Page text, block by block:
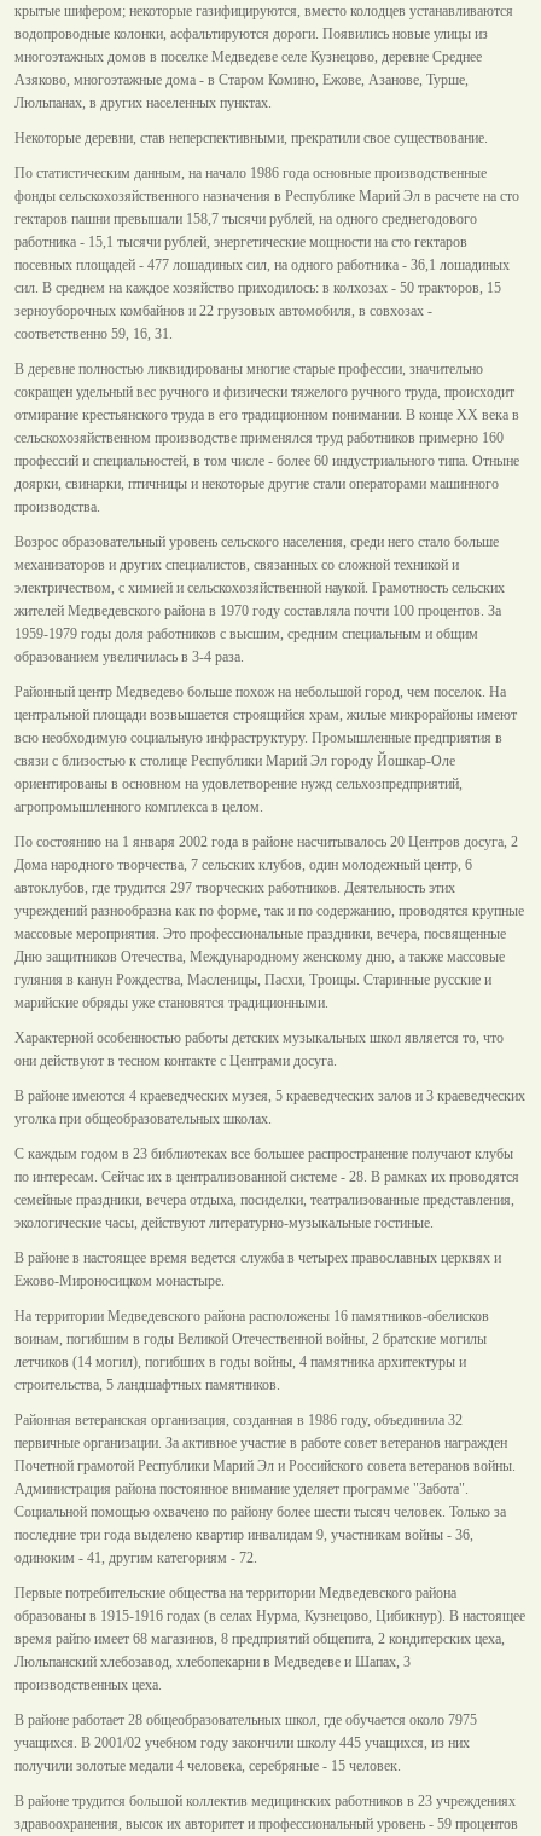
крытые шифером; некоторые газифицируются, вместо колодцев устанавливаются
водопроводные колонки, асфальтируются дороги. Появились новые улицы из
многоэтажных домов в поселке Медведеве селе Кузнецово, деревне Среднее
Азяково, многоэтажные дома - в Старом Комино, Ежове, Азанове, Турше,
Люльпанах, в других населенных пунктах.
Некоторые деревни, став неперспективными, прекратили свое существование.
По статистическим данным, на начало 1986 года основные производственные
фонды сельскохозяйственного назначения в Республике Марий Эл в расчете на сто
гектаров пашни превышали 158,7 тысячи рублей, на одного среднегодового
работника - 15,1 тысячи рублей, энергетические мощности на сто гектаров
посевных площадей - 477 лошадиных сил, на одного работника - 36,1 лошадиных
сил. В среднем на каждое хозяйство приходилось: в колхозах - 50 тракторов, 15
зерноуборочных комбайнов и 22 грузовых автомобиля, в совхозах -
соответственно 59, 16, 31.
В деревне полностью ликвидированы многие старые профессии, значительно
сокращен удельный вес ручного и физически тяжелого ручного труда, происходит
отмирание крестьянского труда в его традиционном понимании. В конце XX века в
сельскохозяйственном производстве применялся труд работников примерно 160
профессий и специальностей, в том числе - более 60 индустриального типа. Отныне
доярки, свинарки, птичницы и некоторые другие стали операторами машинного
производства.
Возрос образовательный уровень сельского населения, среди него стало больше
механизаторов и других специалистов, связанных со сложной техникой и
электричеством, с химией и сельскохозяйственной наукой. Грамотность сельских
жителей Медведевского района в 1970 году составляла почти 100 процентов. За
1959-1979 годы доля работников с высшим, средним специальным и общим
образованием увеличилась в 3-4 раза.
Районный центр Медведево больше похож на небольшой город, чем поселок. На
центральной площади возвышается строящийся храм, жилые микрорайоны имеют
всю необходимую социальную инфраструктуру. Промышленные предприятия в
связи с близостью к столице Республики Марий Эл городу Йошкар-Оле
ориентированы в основном на удовлетворение нужд сельхозпредприятий,
агропромышленного комплекса в целом.
По состоянию на 1 января 2002 года в районе насчитывалось 20 Центров досуга, 2
Дома народного творчества, 7 сельских клубов, один молодежный центр, 6
автоклубов, где трудится 297 творческих работников. Деятельность этих
учреждений разнообразна как по форме, так и по содержанию, проводятся крупные
массовые мероприятия. Это профессиональные праздники, вечера, посвященные
Дню защитников Отечества, Международному женскому дню, а также массовые
гуляния в канун Рождества, Масленицы, Пасхи, Троицы. Старинные русские и
марийские обряды уже становятся традиционными.
Характерной особенностью работы детских музыкальных школ является то, что
они действуют в тесном контакте с Центрами досуга.
В районе имеются 4 краеведческих музея, 5 краеведческих залов и 3 краеведческих
уголка при общеобразовательных школах.
С каждым годом в 23 библиотеках все большее распространение получают клубы
по интересам. Сейчас их в централизованной системе - 28. В рамках их проводятся
семейные праздники, вечера отдыха, посиделки, театрализованные представления,
экологические часы, действуют литературно-музыкальные гостиные.
В районе в настоящее время ведется служба в четырех православных церквях и
Ежово-Мироносицком монастыре.
На территории Медведевского района расположены 16 памятников-обелисков
воинам, погибшим в годы Великой Отечественной войны, 2 братские могилы
летчиков (14 могил), погибших в годы войны, 4 памятника архитектуры и
строительства, 5 ландшафтных памятников.
Районная ветеранская организация, созданная в 1986 году, объединила 32
первичные организации. За активное участие в работе совет ветеранов награжден
Почетной грамотой Республики Марий Эл и Российского совета ветеранов войны.
Администрация района постоянное внимание уделяет программе "Забота".
Социальной помощью охвачено по району более шести тысяч человек. Только за
последние три года выделено квартир инвалидам 9, участникам войны - 36,
одиноким - 41, другим категориям - 72.
Первые потребительские общества на территории Медведевского района
образованы в 1915-1916 годах (в селах Нурма, Кузнецово, Цибикнур). В настоящее
время райпо имеет 68 магазинов, 8 предприятий общепита, 2 кондитерских цеха,
Люльпанский хлебозавод, хлебопекарни в Медведеве и Шапах, 3
производственных цеха.
В районе работает 28 общеобразовательных школ, где обучается около 7975
учащихся. В 2001/02 учебном году закончили школу 445 учащихся, из них
получили золотые медали 4 человека, серебряные - 15 человек.
В районе трудится большой коллектив медицинских работников в 23 учреждениях
здравоохранения, высок их авторитет и профессиональный уровень - 59 процентов